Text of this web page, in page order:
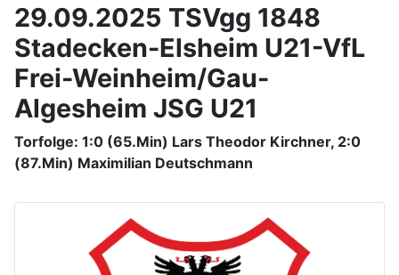
29.09.2025 TSVgg 1848
Stadecken-Elsheim U21-VfL
Frei-Weinheim/Gau-
Algesheim JSG U21
Torfolge: 1:0 (65.Min) Lars Theodor Kirchner, 2:0
(87.Min) Maximilian Deutschmann